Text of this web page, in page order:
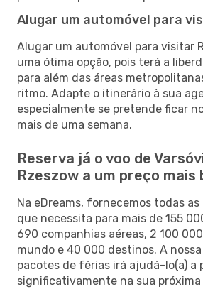
Alugar um automóvel para
Alugar um automóvel para visitar
uma ótima opção, pois terá a
para além das áreas
ritmo. Adapte o itinerário à sua
especialmente se pretende ficar
mais de uma semana.
Reserva já o voo de
Rzeszow a um preço mais
Na eDreams, fornecemos todas
que necessita para mais de 155
690 companhias aéreas, 2 100
mundo e 40 000 destinos. A
pacotes de férias irá ajudá-lo(a) a
significativamente na sua próxima